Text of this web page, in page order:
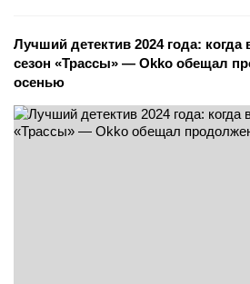
Лучший детектив 2024 года: когда
сезон «Трассы» — Okko обещал
осенью